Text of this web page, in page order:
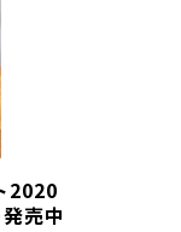
2020
売中